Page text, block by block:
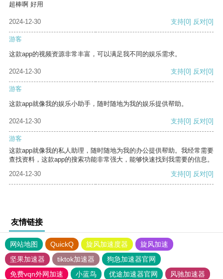
超棒啊 好用
2024-12-30 支持[0] 反对[0]
游客
这款app的视频资源非常丰富，可以满足我不同的娱乐需求。
2024-12-30 支持[0] 反对[0]
游客
这款app就像我的娱乐小助手，随时随地为我的娱乐提供帮助。
2024-12-30 支持[0] 反对[0]
游客
这款app就像我的私人助理，随时随地为我的办公提供帮助。我经常需要
查找资料，这款app的搜索功能非常强大，能够快速找到我需要的信息。
2024-12-30
支持[0] 反对[0]
友情链接
网站地图 QuickQ 旋风加速度器
旋风加速
坚果加速器
tiktok加速器
狗急加速器官网
免费vqn外网加速
小蓝鸟 优途加速器官网
风驰加速器